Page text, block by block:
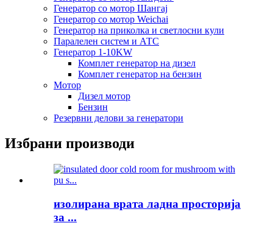
Генератор со мотор Шангај
Генератор со мотор Weichai
Генератор на приколка и светлосни кули
Паралелен систем и АТС
Генератор 1-10KW
Комплет генератор на дизел
Комплет генератор на бензин
Мотор
Дизел мотор
Бензин
Резервни делови за генератори
Избрани производи
изолирана врата ладна просторија
за ...